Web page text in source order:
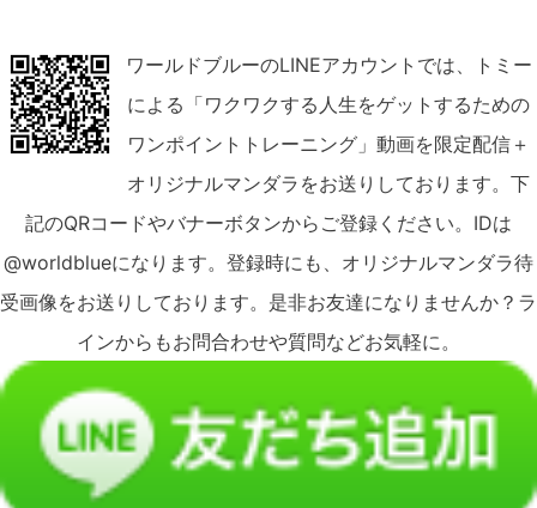
ワールドブルーのLINEアカウントでは、トミー
による「ワクワクする人生をゲットするための
ワンポイントトレーニング」動画を限定配信＋
オリジナルマンダラをお送りしております。下
記のQRコードやバナーボタンからご登録ください。IDは
@worldblueになります。登録時にも、オリジナルマンダラ待
受画像をお送りしております。是非お友達になりませんか？ラ
インからもお問合わせや質問などお気軽に。